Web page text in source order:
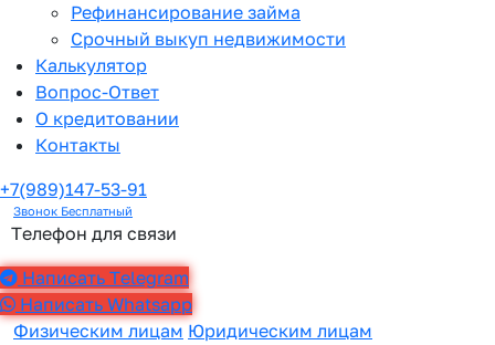
Рефинансирование займа
Срочный выкуп недвижимости
Калькулятор
Вопрос-Ответ
О кредитовании
Контакты
+7(989)147-53-91
Звонок Бесплатный
Телефон для связи
Написать Telegram
Написать Whatsapp
Физическим лицам Юридическим лицам